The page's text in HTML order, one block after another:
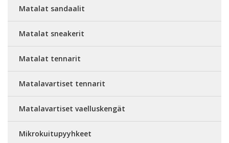
Matalat sandaalit
Matalat sneakerit
Matalat tennarit
Matalavartiset tennarit
Matalavartiset vaelluskengät
Mikrokuitupyyhkeet